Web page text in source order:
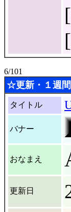
6/101
☆更新・１週
タイトル
バナー
おなまえ
更新日